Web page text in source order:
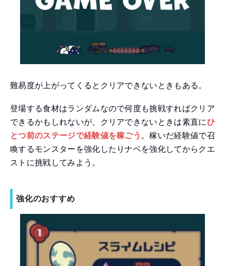
難易度が上がってくるとクリアできないときもある。
登場する食材はランダムなので何度も挑戦すればクリア
できるかもしれないが、クリアできないときは素直にひ
とつ前のステージで経験値を稼ごう 。稼いだ経験値で召
喚するモンスターを強化したりナベを強化してからクエ
ストに挑戦してみよう。
強化のおすすめ